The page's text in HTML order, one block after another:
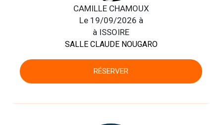
CAMILLE CHAMOUX
Le 19/09/2026 à
à ISSOIRE
SALLE CLAUDE NOUGARO
RÉSERVER